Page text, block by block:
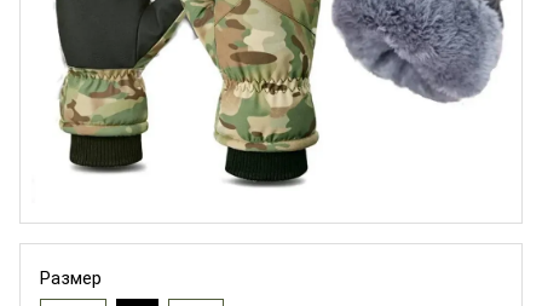
Размер